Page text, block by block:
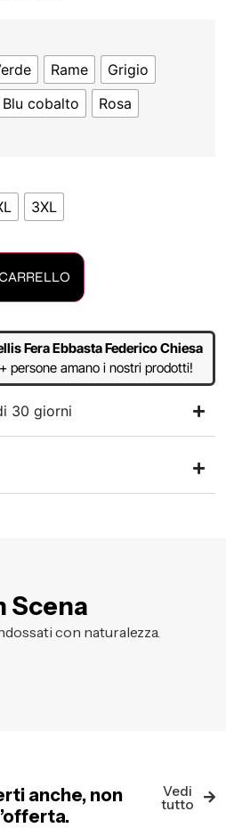
Rame
Grigio
Blu cobalto
Rosa
3XL
Fera Ebbasta Federico Chiesa
persone amano i nostri prodotti!
30 giorni
Scena
con naturalezza.
anche, non
Vedi
tutto